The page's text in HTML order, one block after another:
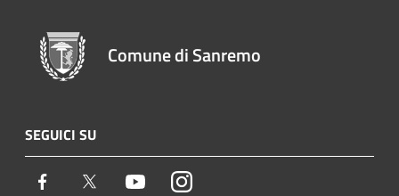
Comune di Sanremo
SEGUICI SU
Facebook Twitter YoutubeInstagram